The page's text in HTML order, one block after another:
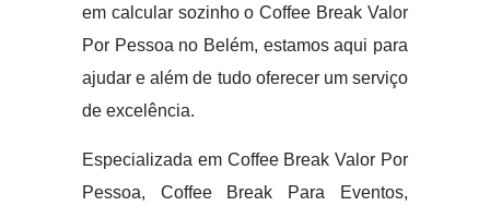
em calcular sozinho o Coffee Break Valor
Por Pessoa no Belém, estamos aqui para
ajudar e além de tudo oferecer um serviço
de excelência.
Especializada em Coffee Break Valor Por
Pessoa, Coffee Break Para Eventos,